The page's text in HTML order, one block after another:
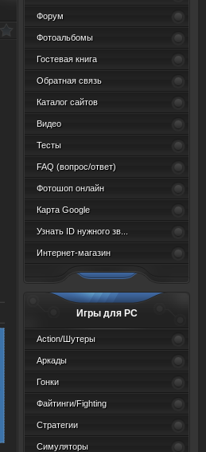
Форум
Фотоальбомы
Гостевая книга
Обратная связь
Каталог сайтов
Видео
Тесты
FAQ (вопрос/ответ)
Фотошоп онлайн
Карта Google
Узнать ID нужного зв...
Интернет-магазин
Игры для PC
Action/Шутеры
Аркады
Гонки
Файтинги/Fighting
Стратегии
Симуляторы